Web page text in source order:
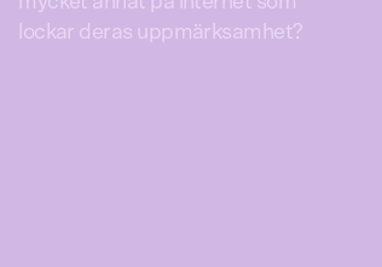
lockar deras uppmärksamhet?